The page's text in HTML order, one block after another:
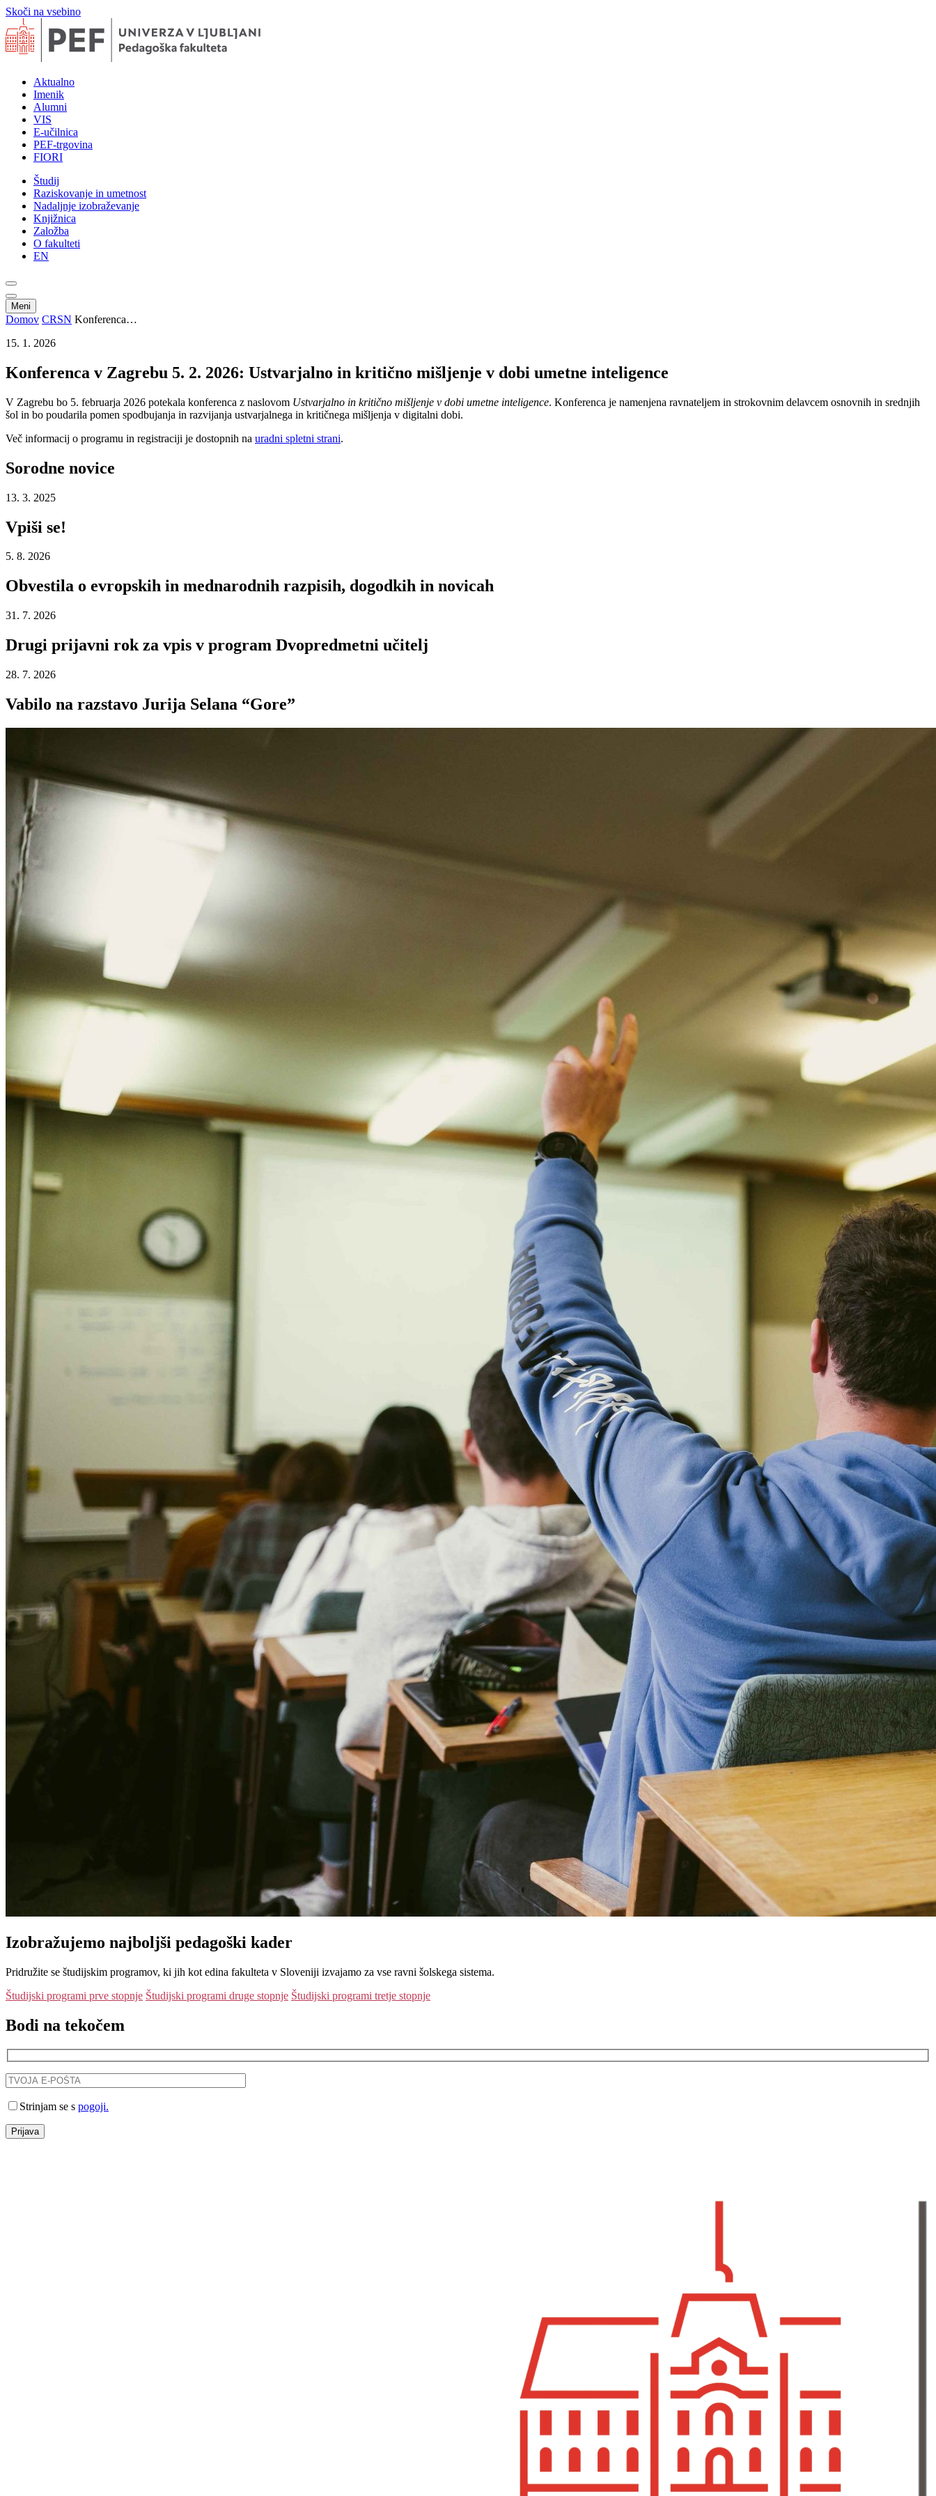
Skoči na vsebino
Aktualno
Imenik
Alumni
VIS
E-učilnica
PEF-trgovina
FIORI
Študij
Raziskovanje in umetnost
Nadaljnje izobraževanje
Knjižnica
Založba
O fakulteti
EN
Meni
Domov CRSN Konferenca…
15. 1. 2026
Konferenca v Zagrebu 5. 2. 2026: Ustvarjalno in kritično mišljenje v dobi umetne inteligence
V Zagrebu bo 5. februarja 2026 potekala konferenca z naslovom Ustvarjalno in kritično mišljenje v dobi umetne inteligence. Konferenca je namenjena ravnateljem in strokovnim delavcem osnovnih in srednjih
šol in bo poudarila pomen spodbujanja in razvijanja ustvarjalnega in kritičnega mišljenja v digitalni dobi.
Več informacij o programu in registraciji je dostopnih na uradni spletni strani.
Sorodne novice
13. 3. 2025
Vpiši se!
5. 8. 2026
Obvestila o evropskih in mednarodnih razpisih, dogodkih in novicah
31. 7. 2026
Drugi prijavni rok za vpis v program Dvopredmetni učitelj
28. 7. 2026
Vabilo na razstavo Jurija Selana “Gore”
Izobražujemo najboljši pedagoški kader
Pridružite se študijskim programov, ki jih kot edina fakulteta v Sloveniji izvajamo za vse ravni šolskega sistema.
Študijski programi prve stopnje Študijski programi druge stopnje Študijski programi tretje stopnje
Bodi na tekočem
Strinjam se s pogoji.
Prijava